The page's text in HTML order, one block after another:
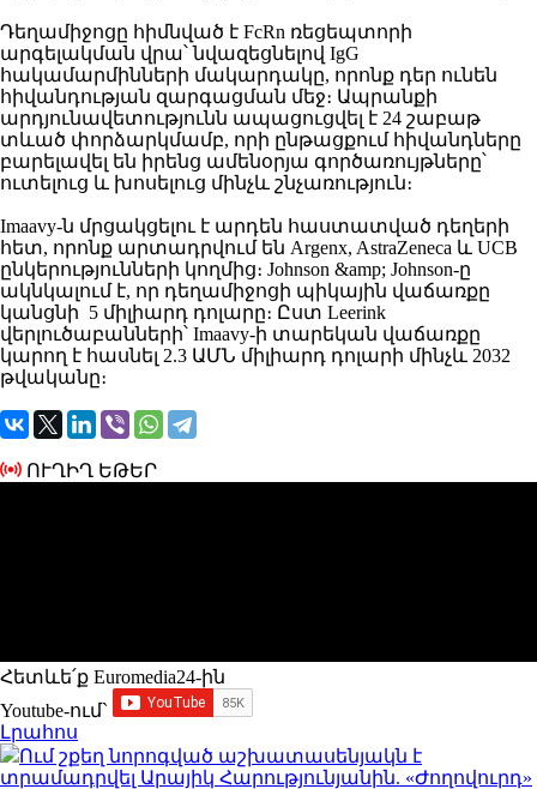
Դեղամիջոցը հիմնված է FcRn ռեցեպտորի
արգելակման վրա՝ նվազեցնելով IgG
հակամարմինների մակարդակը, որոնք դեր ունեն
հիվանդության զարգացման մեջ։ Ապրանքի
արդյունավետությունն ապացուցվել է 24 շաբաթ
տևած փորձարկմամբ, որի ընթացքում հիվանդները
բարելավել են իրենց ամենօրյա գործառույթները՝
ուտելուց և խոսելուց մինչև շնչառություն։
Imaavy-ն մրցակցելու է արդեն հաստատված դեղերի
հետ, որոնք արտադրվում են Argenx, AstraZeneca և UCB
ընկերությունների կողմից։ Johnson &amp; Johnson-ը
ակնկալում է, որ դեղամիջոցի պիկային վաճառքը
կանցնի 5 միլիարդ դոլարը։ Ըստ Leerink
վերլուծաբանների՝ Imaavy-ի տարեկան վաճառքը
կարող է հասնել 2.3 ԱՄՆ միլիարդ դոլարի մինչև 2032
թվականը։
ՈՒՂԻՂ ԵԹԵՐ
Հետևե՛ք Euromedia24-ին
Youtube-ում`
Լրահոս
Ում շքեղ նորոգված աշխատասենյակն է
տրամադրվել Արայիկ Հարությունյանին. «Ժողովուրդ»